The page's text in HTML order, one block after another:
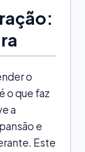
o
o que faz
a
e
Este